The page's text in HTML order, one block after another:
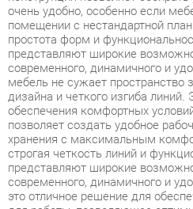
мебель не сужает пространство
дизайна и четкого изгиба линий.
обеспечения комфортных условий
позволяет создать удобное
хранения с максимальным
строгая четкость линий и
представляют широкие
современного, динамичного и
это отличное решение для
для работы, позволяющее
ущерба для функциональности и
элементов позволит создать
отвечающий всем требованиям,
функционалу. Фурнитура